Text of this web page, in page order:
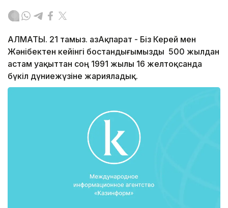
АЛМАТЫ. 21 тамыз. ҚазАқпарат - Біз Керей мен
Жәнібектен кейінгі бостандығымызды 500 жылдан
астам уақыттан соң 1991 жылы 16 желтоқсанда
бүкіл дүниежүзіне жарияладық.